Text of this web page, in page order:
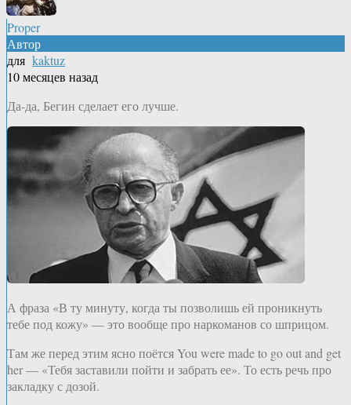
Proper
Автор
для kaktuz
10 месяцев назад
Да-да, Бегин сделает его лучше.
А фраза «В ту минуту, когда ты позволишь ей проникнуть
тебе под кожу» — это вообще про наркоманов со шприцом.
Там же перед этим ясно поётся You were made to go out and get
her — «Тебя заставили пойти и забрать ее». То есть речь про
закладку с дозой.